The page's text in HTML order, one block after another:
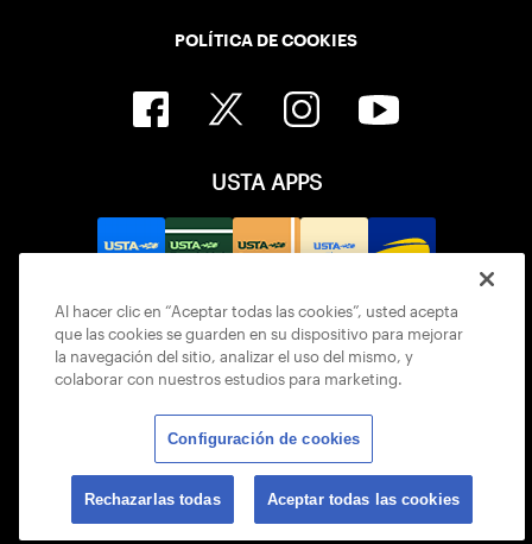
POLÍTICA DE COOKIES
USTA APPS
© 2026 USTA ALL RIGHTS RESERVED
Al hacer clic en “Aceptar todas las cookies”, usted acepta
que las cookies se guarden en su dispositivo para mejorar
la navegación del sitio, analizar el uso del mismo, y
colaborar con nuestros estudios para marketing.
Configuración de cookies
Rechazarlas todas Aceptar todas las cookies